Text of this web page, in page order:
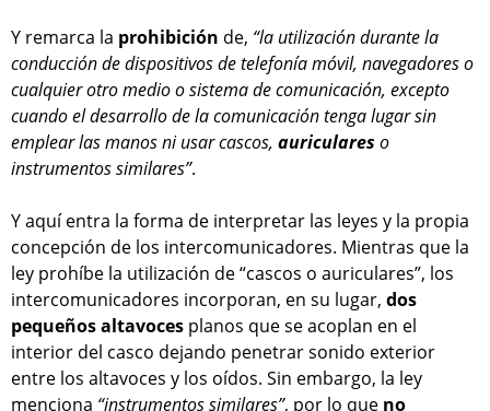
Y remarca la prohibición de, “la utilización durante la
conducción de dispositivos de telefonía móvil, navegadores o
cualquier otro medio o sistema de comunicación, excepto
cuando el desarrollo de la comunicación tenga lugar sin
emplear las manos ni usar cascos, auriculares o
instrumentos similares”.
Y aquí entra la forma de interpretar las leyes y la propia
concepción de los intercomunicadores. Mientras que la
ley prohíbe la utilización de “cascos o auriculares”, los
intercomunicadores incorporan, en su lugar, dos
pequeños altavoces planos que se acoplan en el
interior del casco dejando penetrar sonido exterior
entre los altavoces y los oídos. Sin embargo, la ley
menciona “instrumentos similares”, por lo que no